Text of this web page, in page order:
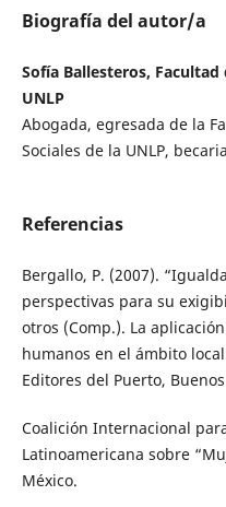
Biografía del autor/a
Sofía Ballesteros, Facultad
UNLP
Abogada, egresada de la
Sociales de la UNLP,
Referencias
Bergallo, P. (2007).
perspectivas para su
otros (Comp.). La
humanos en el ámbito
Editores del Puerto,
Coalición Internacional
Latinoamericana sobre
México.